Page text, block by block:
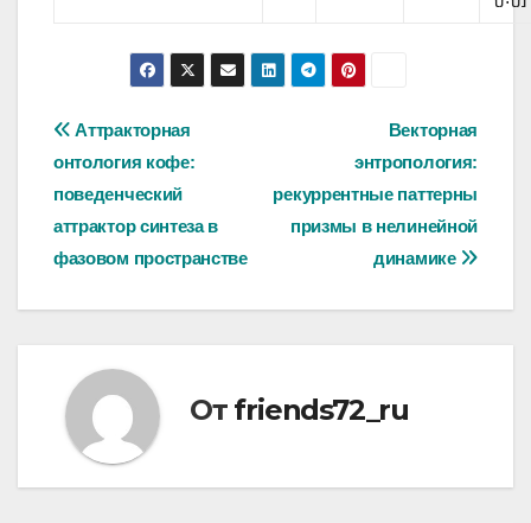
Навигация
по
записям
Векторная
энтропология:
рекуррентные паттерны
призмы в нелинейной
динамике
Аттракторная
онтология кофе:
поведенческий
аттрактор синтеза в
фазовом пространстве
От friends72_ru